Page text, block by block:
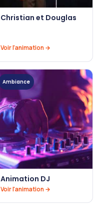
Christian et Douglas
Voir l'animation →
Ambiance
Animation DJ
Voir l'animation →